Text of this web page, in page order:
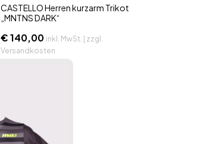
CASTELLO Herren kurzarm Trikot
„MNTNS DARK“
€140,00 inkl. MwSt. | zzgl.
Versandkosten